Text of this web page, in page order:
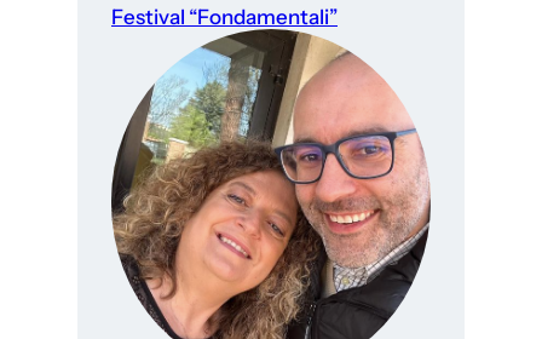
Festival “Fondamentali”